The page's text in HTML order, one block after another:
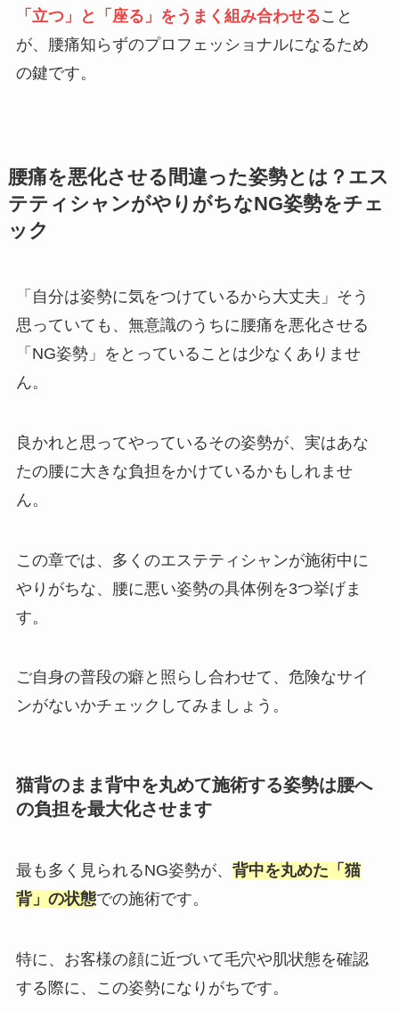
「立つ」と「座る」をうまく組み合わせること
が、腰痛知らずのプロフェッショナルになるため
の鍵です。
腰痛を悪化させる間違った姿勢とは？エス
テティシャンがやりがちなNG姿勢をチェ
ック
「自分は姿勢に気をつけているから大丈夫」そう
思っていても、無意識のうちに腰痛を悪化させる
「NG姿勢」をとっていることは少なくありませ
ん。
良かれと思ってやっているその姿勢が、実はあな
たの腰に大きな負担をかけているかもしれませ
ん。
この章では、多くのエステティシャンが施術中に
やりがちな、腰に悪い姿勢の具体例を3つ挙げま
す。
ご自身の普段の癖と照らし合わせて、危険なサイ
ンがないかチェックしてみましょう。
猫背のまま背中を丸めて施術する姿勢は腰へ
の負担を最大化させます
最も多く見られるNG姿勢が、 背中を丸めた「猫
背」の状態での施術です。
特に、お客様の顔に近づいて毛穴や肌状態を確認
する際に、この姿勢になりがちです。